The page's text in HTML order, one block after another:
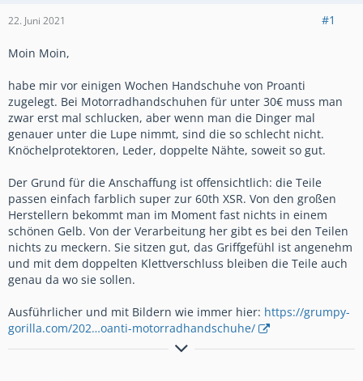
22. Juni 2021 #1
Moin Moin,
habe mir vor einigen Wochen Handschuhe von Proanti
zugelegt. Bei Motorradhandschuhen für unter 30€ muss man
zwar erst mal schlucken, aber wenn man die Dinger mal
genauer unter die Lupe nimmt, sind die so schlecht nicht.
Knöchelprotektoren, Leder, doppelte Nähte, soweit so gut.
Der Grund für die Anschaffung ist offensichtlich: die Teile
passen einfach farblich super zur 60th XSR. Von den großen
Herstellern bekommt man im Moment fast nichts in einem
schönen Gelb. Von der Verarbeitung her gibt es bei den Teilen
nichts zu meckern. Sie sitzen gut, das Griffgefühl ist angenehm
und mit dem doppelten Klettverschluss bleiben die Teile auch
genau da wo sie sollen.
Ausführlicher und mit Bildern wie immer hier: https://grumpy-
gorilla.com/202…oanti-motorradhandschuhe/